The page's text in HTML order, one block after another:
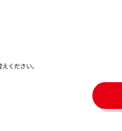
ください。​